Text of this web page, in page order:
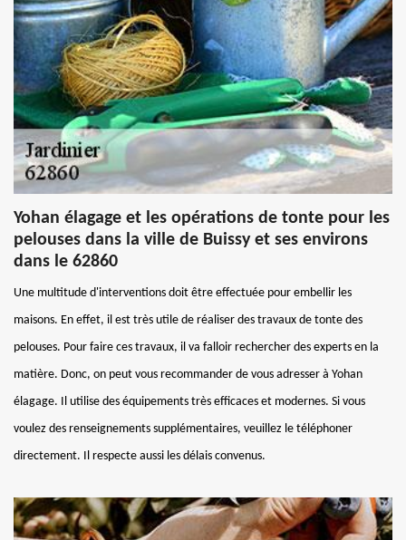
Yohan élagage et les opérations de tonte pour les
pelouses dans la ville de Buissy et ses environs
dans le 62860
Une multitude d'interventions doit être effectuée pour embellir les
maisons. En effet, il est très utile de réaliser des travaux de tonte des
pelouses. Pour faire ces travaux, il va falloir rechercher des experts en la
matière. Donc, on peut vous recommander de vous adresser à Yohan
élagage. Il utilise des équipements très efficaces et modernes. Si vous
voulez des renseignements supplémentaires, veuillez le téléphoner
directement. Il respecte aussi les délais convenus.